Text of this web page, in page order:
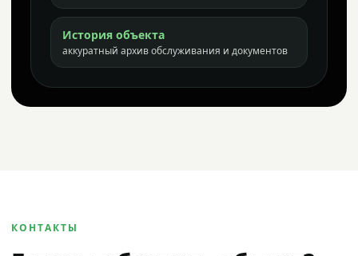
История объекта
аккуратный архив обслуживания и документов
КОНТАКТЫ